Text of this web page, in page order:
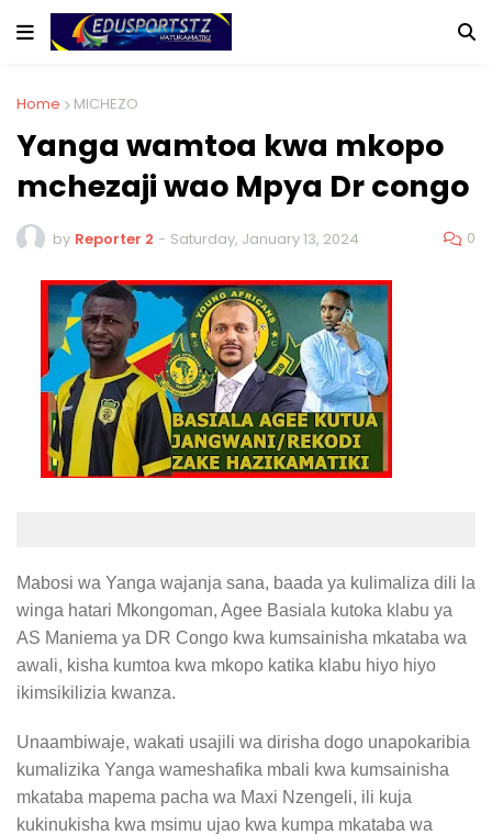
Home MICHEZO
Yanga wamtoa kwa mkopo
mchezaji wao Mpya Dr congo
by Reporter 2 - Saturday, January 13, 2024 0
Mabosi wa Yanga wajanja sana, baada ya kulimaliza dili la
winga hatari Mkongoman, Agee Basiala kutoka klabu ya
AS Maniema ya DR Congo kwa kumsainisha mkataba wa
awali, kisha kumtoa kwa mkopo katika klabu hiyo hiyo
ikimsikilizia kwanza.
Unaambiwaje, wakati usajili wa dirisha dogo unapokaribia
kumalizika Yanga wameshafika mbali kwa kumsainisha
mkataba mapema pacha wa Maxi Nzengeli, ili kuja
kukinukisha kwa msimu ujao kwa kumpa mkataba wa